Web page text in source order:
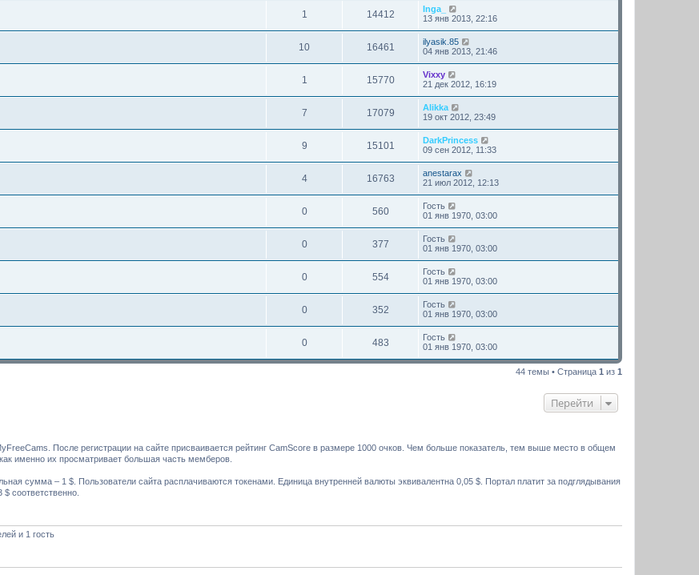
1 14412
Inga_
13 янв 2013, 22:16
10 16461
ilyasik.85
04 янв 2013, 21:46
1 15770
Vixxy
21 дек 2012, 16:19
7 17079
Alikka
19 окт 2012, 23:49
9 15101
DarkPrincess
09 сен 2012, 11:33
4 16763
anestarax
21 июл 2012, 12:13
0 560
Гость
01 янв 1970, 03:00
0 377
Гость
01 янв 1970, 03:00
0 554
Гость
01 янв 1970, 03:00
0 352
Гость
01 янв 1970, 03:00
0 483
Гость
01 янв 1970, 03:00
44 темы • Страница 1 из 1
Перейти
После регистрации на сайте присваивается рейтинг CamScore в размере 1000 очков. Чем больше показатель, тем выше место в общем
именно их просматривает большая часть мемберов.
сумма – 1 $. Пользователи сайта расплачиваются токенами. Единица внутренней валюты эквивалентна 0,05 $. Портал платит за подглядывания
соответственно.
и 1 гость